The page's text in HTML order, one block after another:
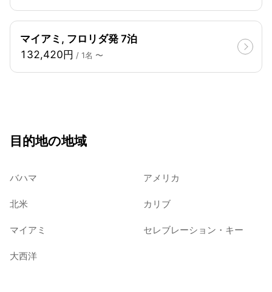
マイアミ, フロリダ発 7泊
132,420円 / 1名 〜
目的地の地域
バハマ アメリカ
北米 カリブ
マイアミ セレブレーション・キー
大西洋